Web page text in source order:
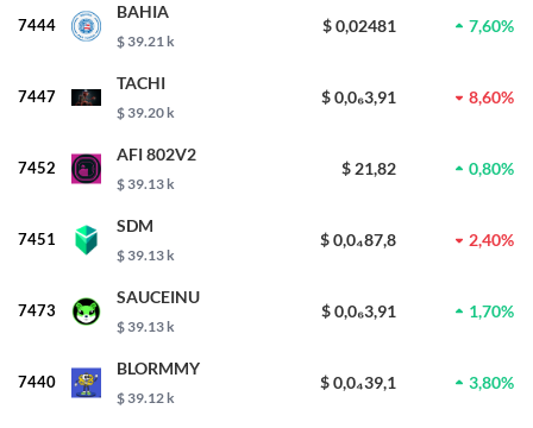
7444
BAHIA
$ 39.21 k
$ 0,02481 7,60%
7447
TACHI
$ 39.20 k
$ 0,0₆3,91 8,60%
7452
AFI 802V2
$ 39.13 k
$ 21,82 0,80%
7451
SDM
$ 39.13 k
$ 0,0₄87,8 2,40%
7473
SAUCEINU
$ 39.13 k
$ 0,0₆3,91 1,70%
7440
BLORMMY
$ 39.12 k
$ 0,0₄39,1 3,80%